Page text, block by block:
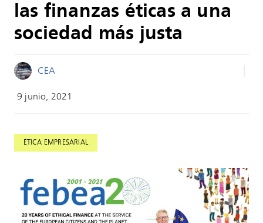
las finanzas éticas a una
sociedad más justa
CEA
9 junio, 2021
ÉTICA EMPRESARIAL